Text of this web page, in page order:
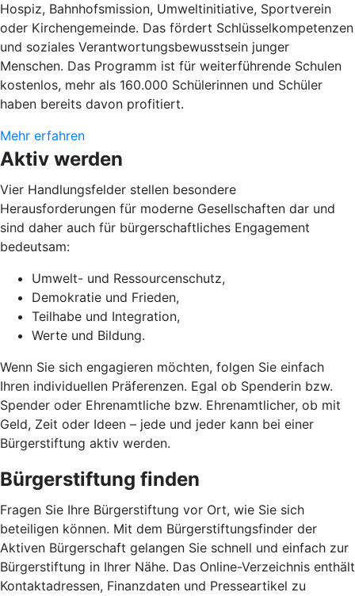
Hospiz, Bahnhofsmission, Umweltinitiative, Sportverein
oder Kirchengemeinde. Das fördert Schlüsselkompetenzen
und soziales Verantwortungsbewusstsein junger
Menschen. Das Programm ist für weiterführende Schulen
kostenlos, mehr als 160.000 Schülerinnen und Schüler
haben bereits davon profitiert.
Mehr erfahren
Aktiv werden
Vier Handlungsfelder stellen besondere
Herausforderungen für moderne Gesellschaften dar und
sind daher auch für bürgerschaftliches Engagement
bedeutsam:
Umwelt- und Ressourcenschutz,
Demokratie und Frieden,
Teilhabe und Integration,
Werte und Bildung.
Wenn Sie sich engagieren möchten, folgen Sie einfach
Ihren individuellen Präferenzen. Egal ob Spenderin bzw.
Spender oder Ehrenamtliche bzw. Ehrenamtlicher, ob mit
Geld, Zeit oder Ideen – jede und jeder kann bei einer
Bürgerstiftung aktiv werden.
Bürgerstiftung finden
Fragen Sie Ihre Bürgerstiftung vor Ort, wie Sie sich
beteiligen können. Mit dem Bürgerstiftungsfinder der
Aktiven Bürgerschaft gelangen Sie schnell und einfach zur
Bürgerstiftung in Ihrer Nähe. Das Online-Verzeichnis enthält
Kontaktadressen, Finanzdaten und Presseartikel zu